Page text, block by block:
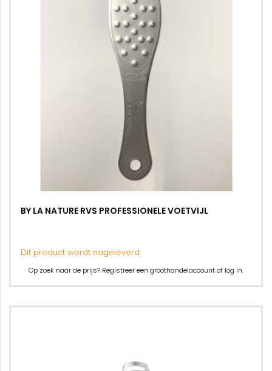
BY LA NATURE RVS PROFESSIONELE VOETVIJL
Dit product wordt nageleverd
Op zoek naar de prijs? Registreer een groothandelaccount of log in.